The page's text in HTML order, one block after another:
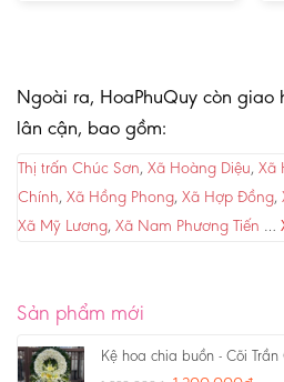
Ngoài ra, HoaPhuQuy còn giao
lân cận, bao gồm:
Thị trấn Chúc Sơn, Xã Hoàng Diệu, Xã
Chính, Xã Hồng Phong, Xã Hợp Đồng,
Xã Mỹ Lương, Xã Nam Phương Tiến …
Sản phẩm mới
Kệ hoa chia buồn - Cõi Trần